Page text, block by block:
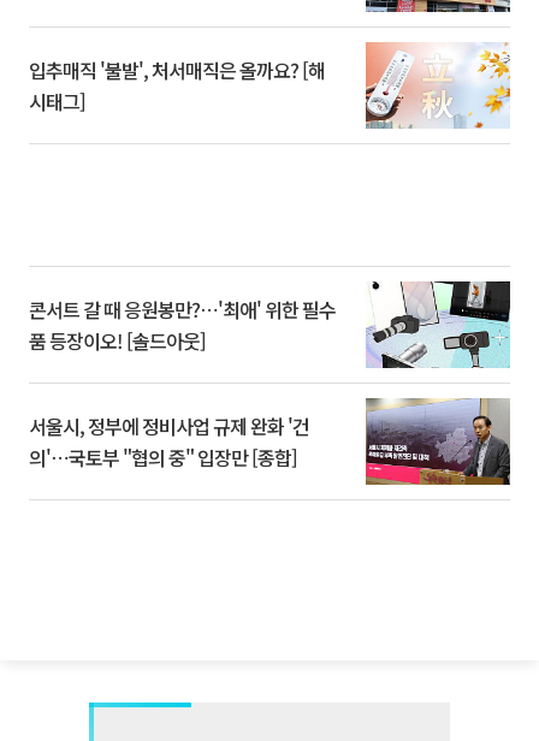
입추매직 '불발', 처서매직은 올까요? [해
시태그]
콘서트 갈 때 응원봉만?⋯'최애' 위한 필수
품 등장이오! [솔드아웃]
서울시, 정부에 정비사업 규제 완화 '건
의'⋯국토부 "협의 중" 입장만 [종합]